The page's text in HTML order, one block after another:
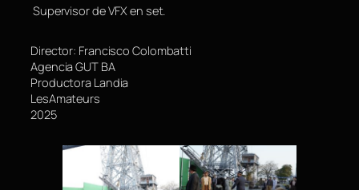
Supervisor de VFX en set.
Director: Francisco Colombatti
Agencia GUT BA
Productora Landia
LesAmateurs
2025